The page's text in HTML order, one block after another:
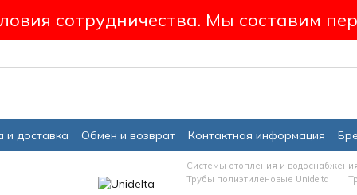
сотрудничества. Мы составим
и доставка Обмен и возврат Контактная информация
Системы отопления и
Трубы полиэтиленовые Unidelta